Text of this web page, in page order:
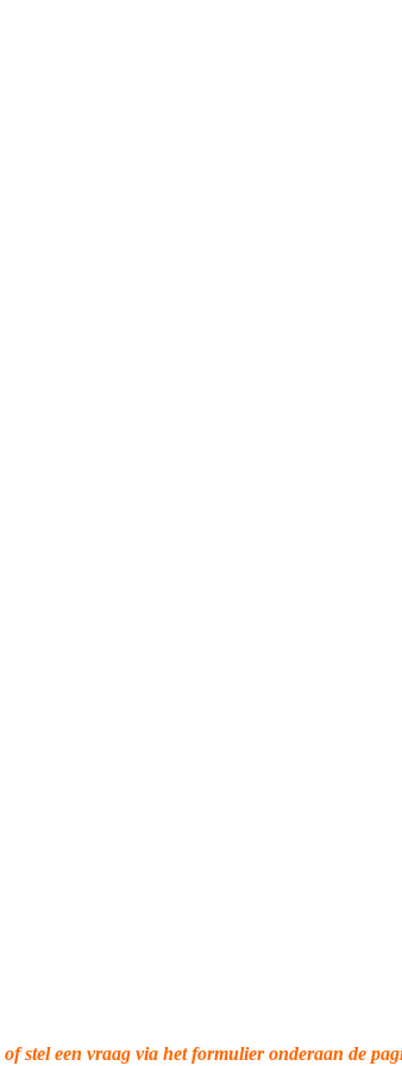
of stel een vraag via het formulier onderaan de